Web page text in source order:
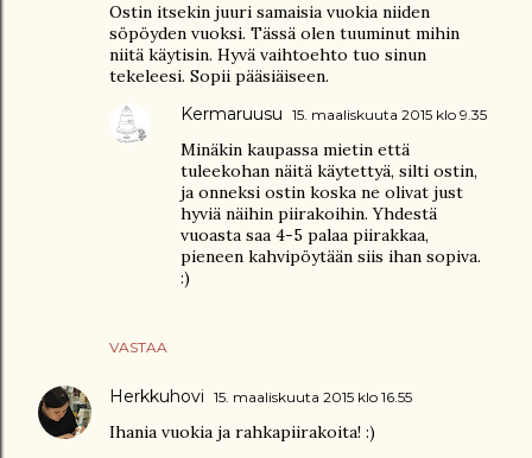
Ostin itsekin juuri samaisia vuokia niiden
söpöyden vuoksi. Tässä olen tuuminut mihin
niitä käytisin. Hyvä vaihtoehto tuo sinun
tekeleesi. Sopii pääsiäiseen.
VASTAA
Kermaruusu 15. maaliskuuta 2015 klo 9.35
Minäkin kaupassa mietin että
tuleekohan näitä käytettyä, silti ostin,
ja onneksi ostin koska ne olivat just
hyviä näihin piirakoihin. Yhdestä
vuoasta saa 4-5 palaa piirakkaa,
pieneen kahvipöytään siis ihan sopiva.
:)
Herkkuhovi 15. maaliskuuta 2015 klo 16.55
Ihania vuokia ja rahkapiirakoita! :)